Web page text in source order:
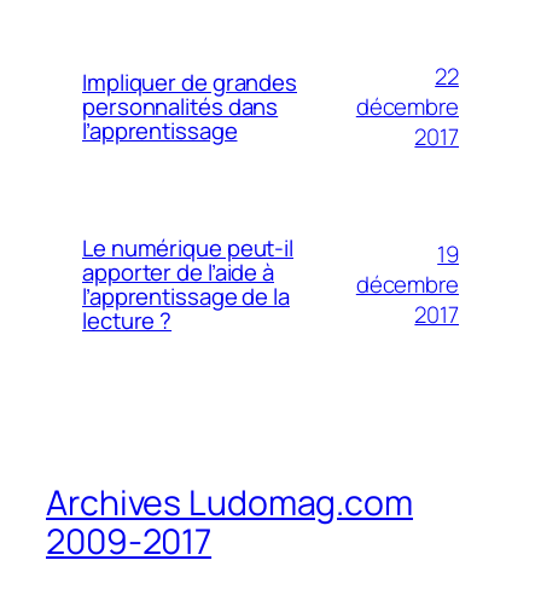
Impliquer de grandes
personnalités dans
l’apprentissage
22
décembre
2017
Le numérique peut-il
apporter de l’aide à
l’apprentissage de la
lecture ?
19
décembre
2017
Archives Ludomag.com
2009-2017